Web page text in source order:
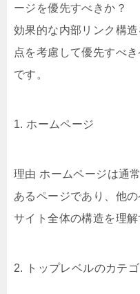
ージを優先すべきか？
効果的な内部リンク構
点を考慮して優先すべ
です。
1. ホームページ
理由 ホームページは通
あるページであり、他
サイト全体の構造を理
2. トップレベルのカテ